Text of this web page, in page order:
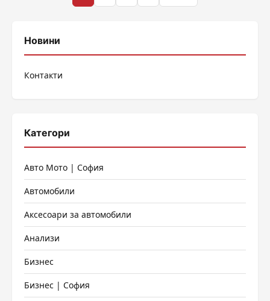
публикациите
Новини
Контакти
Категори
Авто Мото | София
Автомобили
Аксесоари за автомобили
Анализи
Бизнес
Бизнес | София